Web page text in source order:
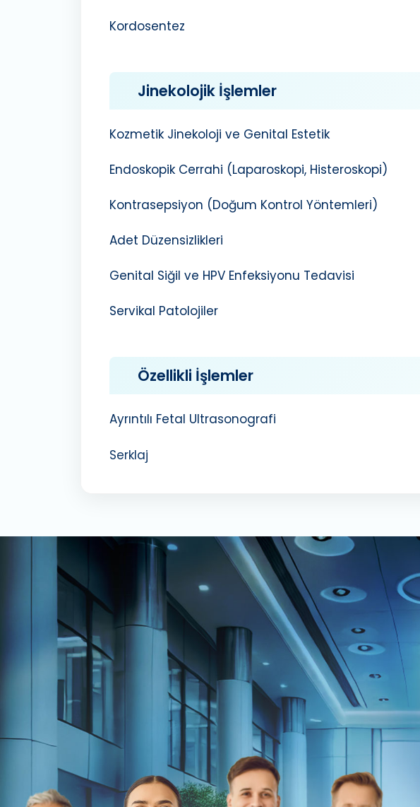
Kordosentez
Jinekolojik İşlemler
Kozmetik Jinekoloji ve Genital Estetik
Endoskopik Cerrahi (Laparoskopi, Histeroskopi)
Kontrasepsiyon (Doğum Kontrol Yöntemleri)
Adet Düzensizlikleri
Genital Siğil ve HPV Enfeksiyonu Tedavisi
Servikal Patolojiler
Özellikli İşlemler
Ayrıntılı Fetal Ultrasonografi
Serklaj